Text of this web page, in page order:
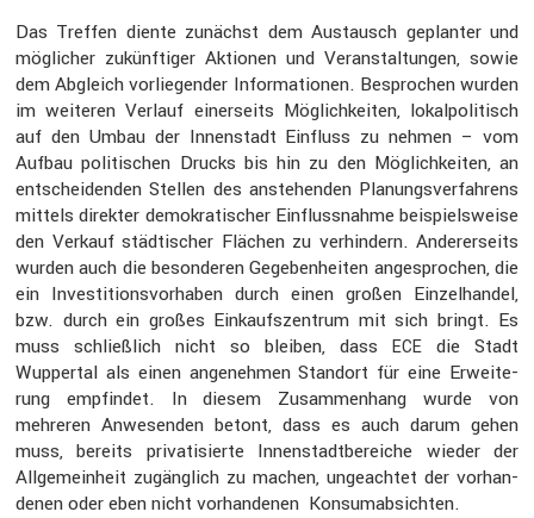
Das Treffen diente zunächst dem Austausch geplanter und
mögli­cher zukünf­tiger Aktionen und Veran­stal­tungen, sowie
dem Abgleich vorlie­gender Infor­ma­tionen. Bespro­chen wurden
im weiteren Verlauf einer­seits Möglich­keiten, lokal­po­li­tisch
auf den Umbau der Innen­stadt Einfluss zu nehmen – vom
Aufbau politi­schen Drucks bis hin zu den Möglich­keiten, an
entschei­denden Stellen des anste­henden Planungs­ver­fah­rens
mittels direkter demokra­ti­scher Einfluss­nahme beispiels­weise
den Verkauf städti­scher Flächen zu verhin­dern. Anderer­seits
wurden auch die beson­deren Gegeben­heiten angespro­chen, die
ein Inves­ti­ti­ons­vor­haben durch einen großen Einzel­handel,
bzw. durch ein großes Einkaufs­zen­trum mit sich bringt. Es
muss schließ­lich nicht so bleiben, dass ECE die Stadt
Wuppertal als einen angenehmen Standort für eine Erwei­te­
rung empfindet. In diesem Zusam­men­hang wurde von
mehreren Anwesenden betont, dass es auch darum gehen
muss, bereits priva­ti­sierte Innen­stadt­be­reiche wieder der
Allge­mein­heit zugäng­lich zu machen, ungeachtet der vorhan­
denen oder eben nicht vorhan­denen Konsum­ab­sichten.